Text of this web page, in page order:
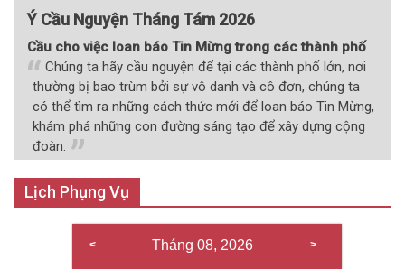
Ý Cầu Nguyện Tháng Tám 2026
Cầu cho việc loan báo Tin Mừng trong các thành phố
Chúng ta hãy cầu nguyện để tại các thành phố lớn, nơi
thường bị bao trùm bởi sự vô danh và cô đơn, chúng ta
có thể tìm ra những cách thức mới để loan báo Tin Mừng,
khám phá những con đường sáng tạo để xây dựng cộng
đoàn.
Lịch Phụng Vụ
Tháng 08, 2026